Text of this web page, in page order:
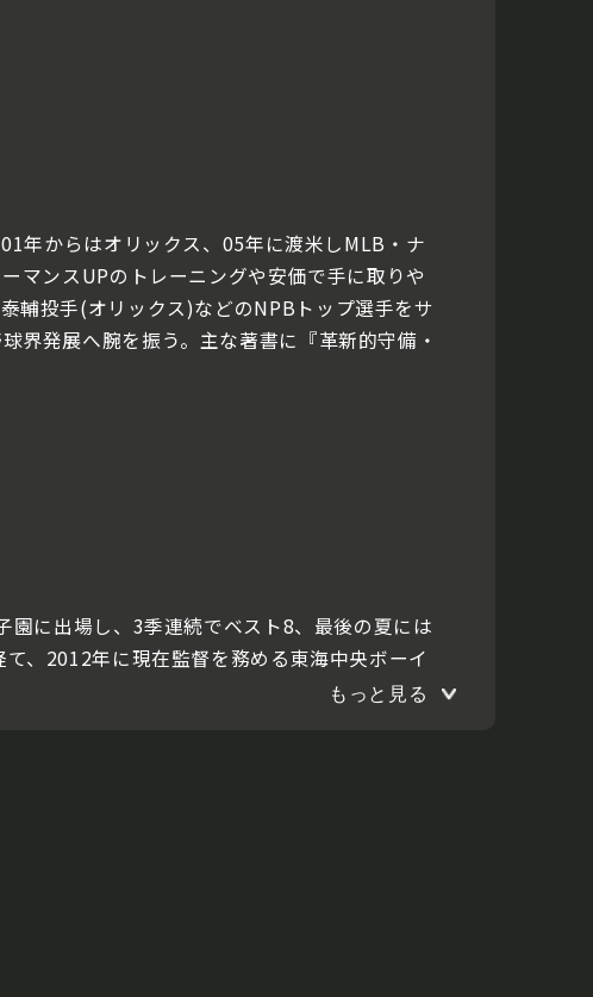
年からはオリックス、05年に渡米しMLB・ナ
マンスUPのトレーニングや安価で手に取りや
輔投手(オリックス)などのNPBトップ選手をサ
界発展へ腕を振う。主な著書に『革新的守備・
に出場し、3季連続でベスト8、最後の夏には
、2012年に現在監督を務める東海中央ボーイ
もっと見る